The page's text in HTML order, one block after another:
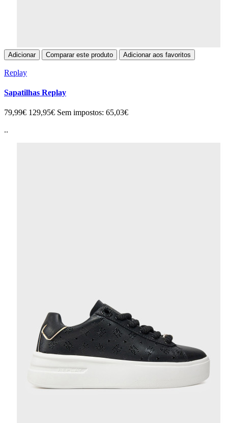
Adicionar Comparar este produto Adicionar aos favoritos
Replay
Sapatilhas Replay
79,99€ 129,95€ Sem impostos: 65,03€
..